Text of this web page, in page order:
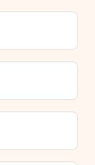
til
festlig
blive givet,